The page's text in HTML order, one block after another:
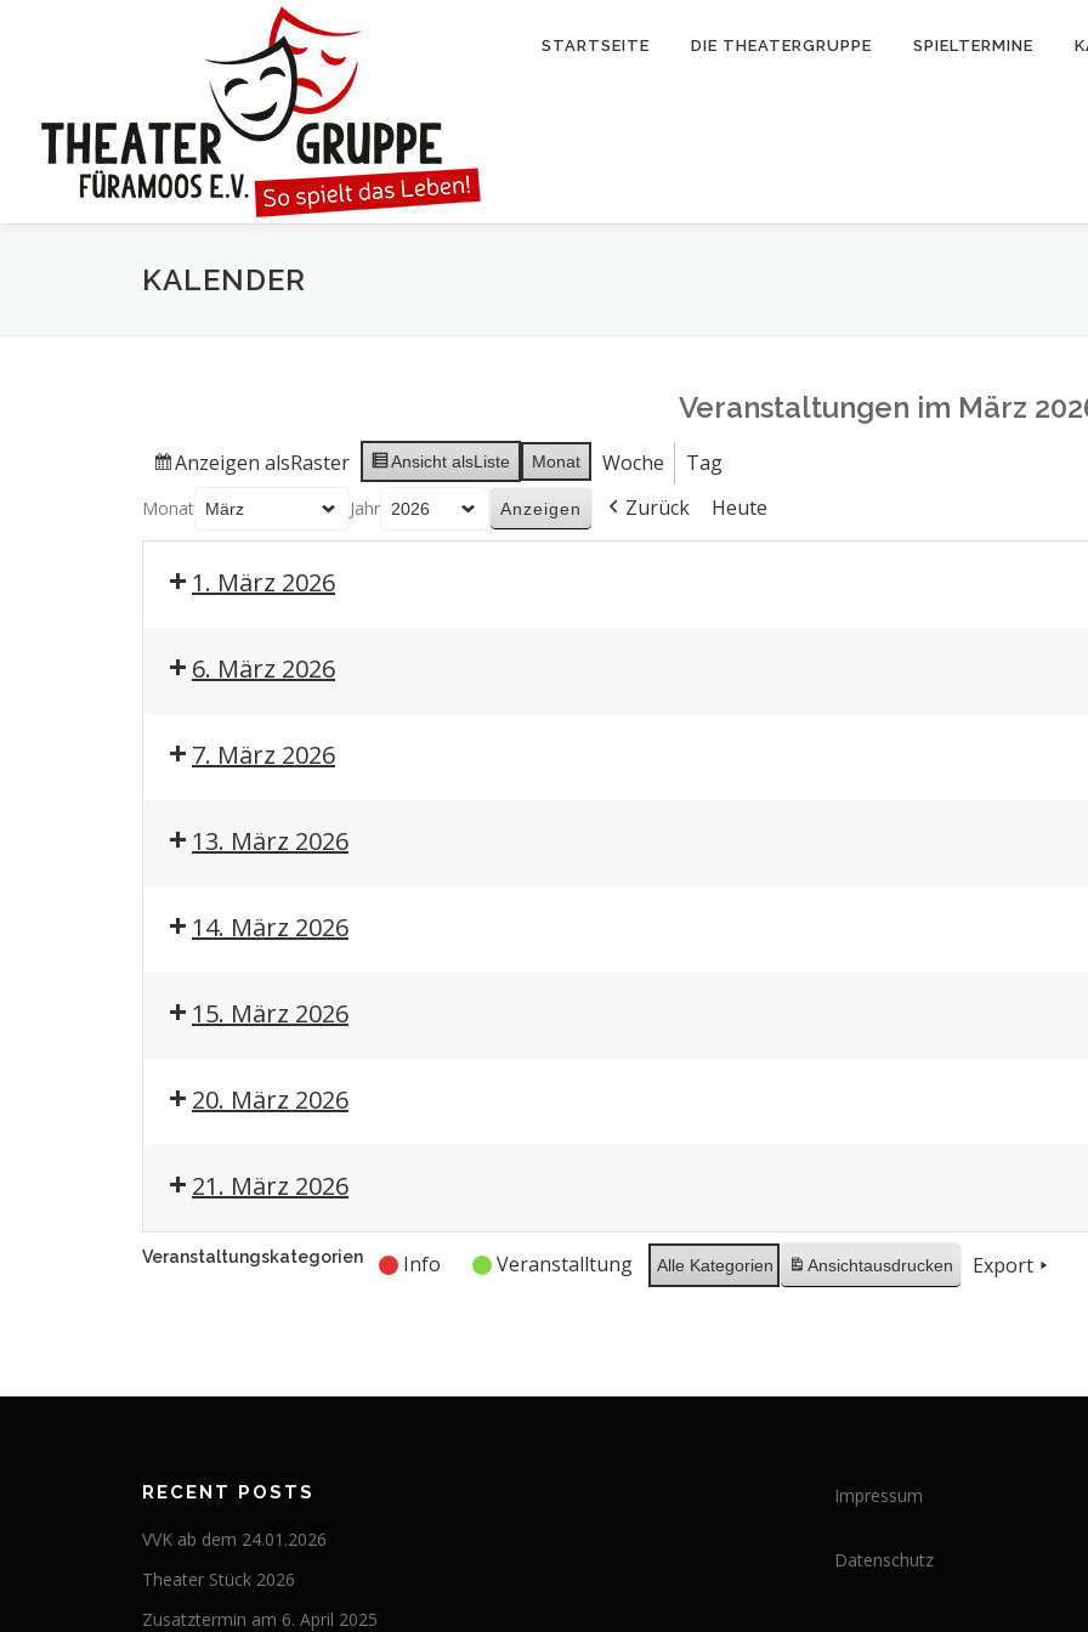
STARTSEITE DIE THEATERGRUPPE SPIELTERMINE
KALENDER
Veranstaltungen im März
Anzeigen alsRaster Ansicht alsListe Monat Woche Tag
Monat Jahr Zurück Heute
1. März 2026
6. März 2026
7. März 2026
13. März 2026
14. März 2026
15. März 2026
20. März 2026
21. März 2026
Veranstaltungskategorien Info Veranstalltung Alle Kategorien Ansichtausdrucken Export
RECENT POSTS
VVK ab dem 24.01.2026
Theater Stück 2026
Zusatztermin am 6. April 2025
Impressum
Datenschutz